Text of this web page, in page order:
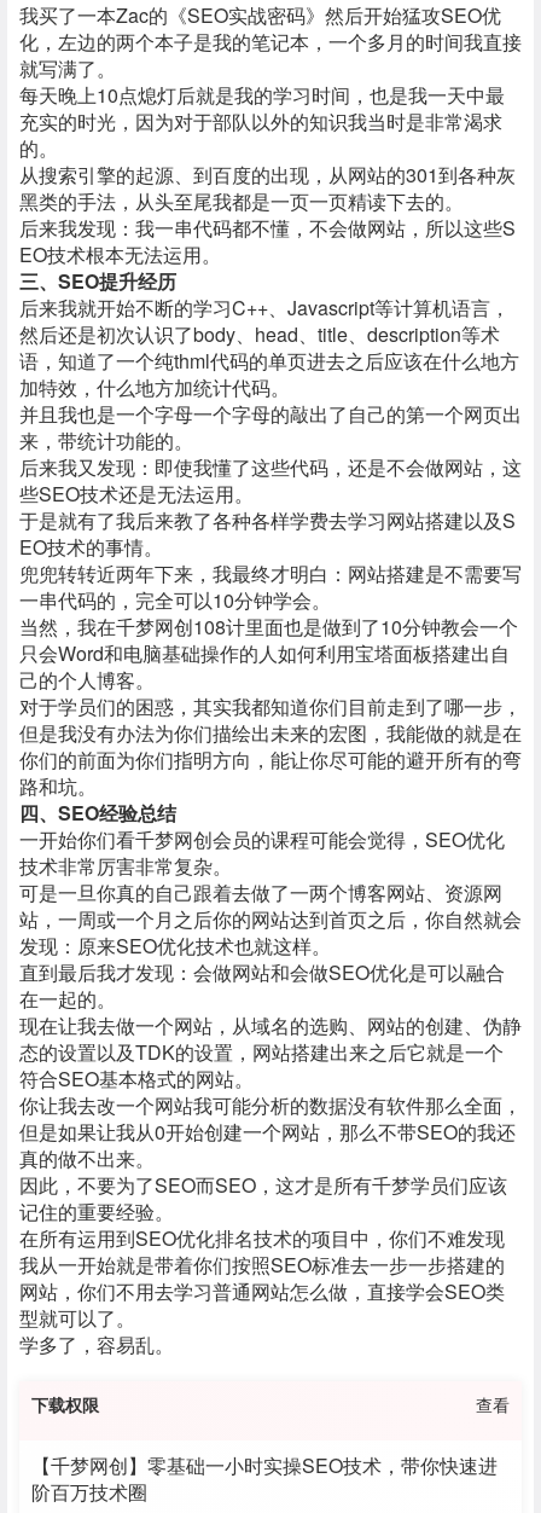
我买了一本Zac的《SEO实战密码》然后开始猛攻SEO优
化，左边的两个本子是我的笔记本，一个多月的时间我直接
就写满了。
每天晚上10点熄灯后就是我的学习时间，也是我一天中最
充实的时光，因为对于部队以外的知识我当时是非常渴求
的。
从搜索引擎的起源、到百度的出现，从网站的301到各种灰
黑类的手法，从头至尾我都是一页一页精读下去的。
后来我发现：我一串代码都不懂，不会做网站，所以这些S
EO技术根本无法运用。
三、SEO提升经历
后来我就开始不断的学习C++、Javascript等计算机语言，
然后还是初次认识了body、head、title、description等术
语，知道了一个纯thml代码的单页进去之后应该在什么地方
加特效，什么地方加统计代码。
并且我也是一个字母一个字母的敲出了自己的第一个网页出
来，带统计功能的。
后来我又发现：即使我懂了这些代码，还是不会做网站，这
些SEO技术还是无法运用。
于是就有了我后来教了各种各样学费去学习网站搭建以及S
EO技术的事情。
兜兜转转近两年下来，我最终才明白：网站搭建是不需要写
一串代码的，完全可以10分钟学会。
当然，我在千梦网创108计里面也是做到了10分钟教会一个
只会Word和电脑基础操作的人如何利用宝塔面板搭建出自
己的个人博客。
对于学员们的困惑，其实我都知道你们目前走到了哪一步，
但是我没有办法为你们描绘出未来的宏图，我能做的就是在
你们的前面为你们指明方向，能让你尽可能的避开所有的弯
路和坑。
四、SEO经验总结
一开始你们看千梦网创会员的课程可能会觉得，SEO优化
技术非常厉害非常复杂。
可是一旦你真的自己跟着去做了一两个博客网站、资源网
站，一周或一个月之后你的网站达到首页之后，你自然就会
发现：原来SEO优化技术也就这样。
直到最后我才发现：会做网站和会做SEO优化是可以融合
在一起的。
现在让我去做一个网站，从域名的选购、网站的创建、伪静
态的设置以及TDK的设置，网站搭建出来之后它就是一个
符合SEO基本格式的网站。
你让我去改一个网站我可能分析的数据没有软件那么全面，
但是如果让我从0开始创建一个网站，那么不带SEO的我还
真的做不出来。
因此，不要为了SEO而SEO，这才是所有千梦学员们应该
记住的重要经验。
在所有运用到SEO优化排名技术的项目中，你们不难发现
我从一开始就是带着你们按照SEO标准去一步一步搭建的
网站，你们不用去学习普通网站怎么做，直接学会SEO类
型就可以了。
学多了，容易乱。
下载权限 查看
【千梦网创】零基础一小时实操SEO技术，带你快速进
阶百万技术圈